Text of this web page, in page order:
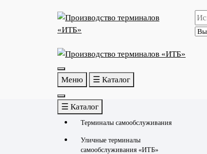
Меню ☰ Каталог
☰ Каталог
Терминалы самообслуживания
Уличные терминалы
самообслуживания «ИТБ»